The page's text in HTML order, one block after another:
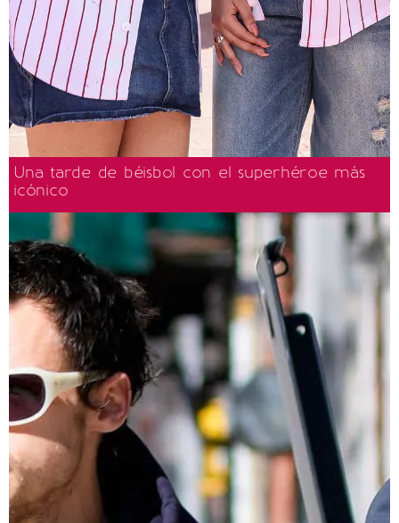
Una tarde de béisbol con el superhéroe más
icónico